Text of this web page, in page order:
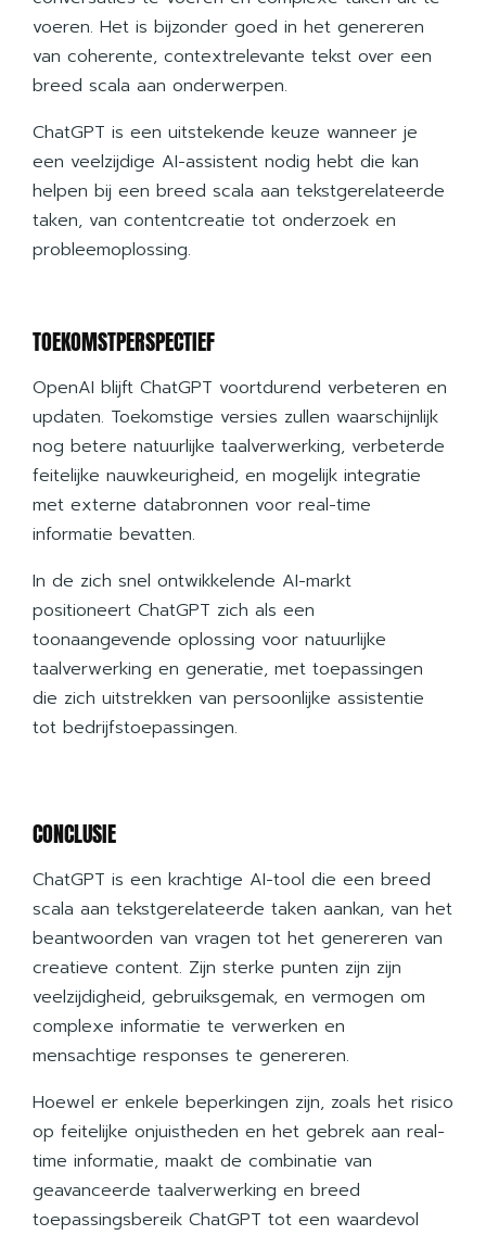
voeren. Het is bijzonder goed in het genereren
van coherente, contextrelevante tekst over een
breed scala aan onderwerpen.
ChatGPT is een uitstekende keuze wanneer je
een veelzijdige AI-assistent nodig hebt die kan
helpen bij een breed scala aan tekstgerelateerde
taken, van contentcreatie tot onderzoek en
probleemoplossing.
TOEKOMSTPERSPECTIEF
OpenAI blijft ChatGPT voortdurend verbeteren en
updaten. Toekomstige versies zullen waarschijnlijk
nog betere natuurlijke taalverwerking, verbeterde
feitelijke nauwkeurigheid, en mogelijk integratie
met externe databronnen voor real-time
informatie bevatten.
In de zich snel ontwikkelende AI-markt
positioneert ChatGPT zich als een
toonaangevende oplossing voor natuurlijke
taalverwerking en generatie, met toepassingen
die zich uitstrekken van persoonlijke assistentie
tot bedrijfstoepassingen.
CONCLUSIE
ChatGPT is een krachtige AI-tool die een breed
scala aan tekstgerelateerde taken aankan, van het
beantwoorden van vragen tot het genereren van
creatieve content. Zijn sterke punten zijn zijn
veelzijdigheid, gebruiksgemak, en vermogen om
complexe informatie te verwerken en
mensachtige responses te genereren.
Hoewel er enkele beperkingen zijn, zoals het risico
op feitelijke onjuistheden en het gebrek aan real-
time informatie, maakt de combinatie van
geavanceerde taalverwerking en breed
toepassingsbereik ChatGPT tot een waardevol